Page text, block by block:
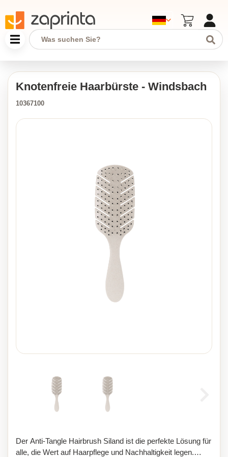
Knotenfreie Haarbürste - Windsbach
10367100
Der Anti-Tangle Hairbrush Siland ist die perfekte Lösung für
alle, die Wert auf Haarpflege und Nachhaltigkeit legen.